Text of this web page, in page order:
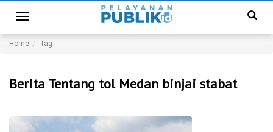
Toggle
navigation
Home Tag
Berita Tentang tol Medan binjai stabat